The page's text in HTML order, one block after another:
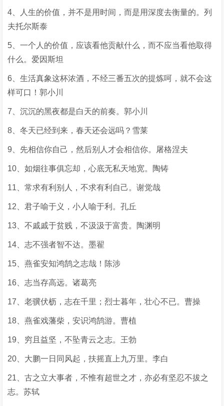
4、人生的价值，并不是用时间，而是用深度去衡量的。列
夫托尔斯泰
5、一个人的价值，应该看他贡献什么，而不应当看他取得
什么。爱因斯坦
6、生活真象这杯浓酒，不经三番五次的提炼呵，就不会这
样可口！郭小川
7、沉沉的黑夜都是白天的前奏。郭小川
8、冬天已经到来，春天还会远吗？雪莱
9、先相信你自己，然后别人才会相信你。屠格涅夫
10、如烟往事俱忘却，心底无私天地宽。陶铸
11、常求有利别人，不求有利自己。谢觉哉
12、君子喻于义，小人喻于利。孔丘
13、不戚戚于贫贱，不汲汲于富贵。陶渊明
14、志不强者智不达。墨翟
15、燕雀安知鸿鹄之志哉！陈涉
16、志当存高远。诸葛亮
17、老骥伏枥，志在千里；烈士暮年，壮心不已。曹操
18、燕雀戏藩柴，安识鸿鹄游。曹植
19、穷且益坚，不坠青云之志。王勃
20、大鹏一日同风起，扶摇直上九万里。李白
21、古之立大事者，不惟有超世之才，亦必有坚忍不拔之
志。苏轼